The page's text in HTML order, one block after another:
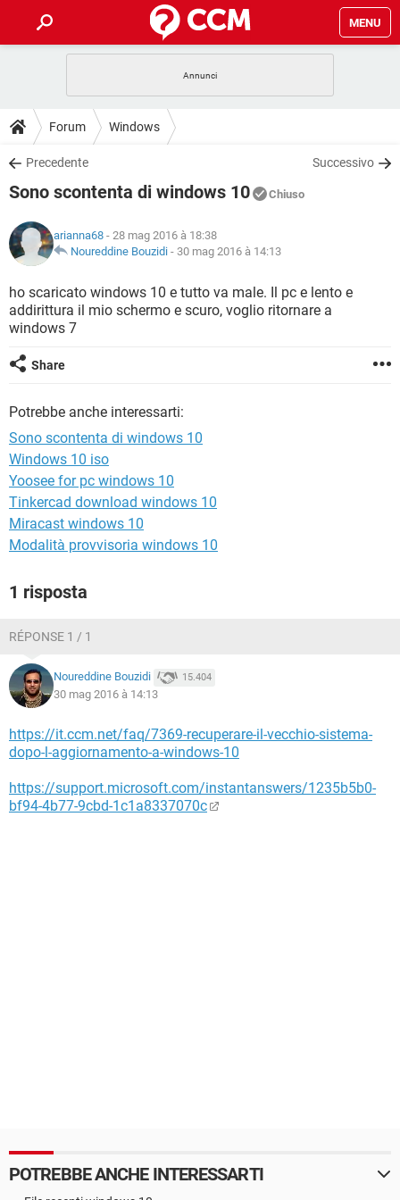
MENU
INTRATTENIMENTO
iOS
INSTAGRAM WHATSAPP
TIKTOK
HARDWARE
GUIDE
COVID-19
INSTAGRAM WHATSAPP
TIKTOK
HARDWARE
DOWNLOAD
COVID-19 GAMING
INTRATTENIMENTO
iOS WINDOWS 10
INSTAGRAM WHATSAPP
TIKTOK FACEBOOK
COVID-19 GAMING
INTRATTENIMENTO
iOS WINDOWS 10
INSTAGRAM
TIKTOK
GLOSSARIO
COVID-19 GAMING
INTRATTENIMENTO ANDROID
INSTAGRAM
TIKTOK
HARDWARE
Forum Windows
Precedente Successivo
Sono scontenta di windows 10 Chiuso
arianna68 - 28 mag 2016 à 18:38
Noureddine Bouzidi - 30 mag 2016 à 14:13
ho scaricato windows 10 e tutto va male. Il pc e lento e
addirittura il mio schermo e scuro, voglio ritornare a
windows 7
Share
Potrebbe anche interessarti:
Sono scontenta di windows 10
Windows 10 iso
Yoosee for pc windows 10
Tinkercad download windows 10
Miracast windows 10
Modalità provvisoria windows 10
1 risposta
RÉPONSE 1 / 1
Noureddine Bouzidi 15.404
30 mag 2016 à 14:13
https://it.ccm.net/faq/7369-recuperare-il-vecchio-sistema-
dopo-l-aggiornamento-a-windows-10
https://support.microsoft.com/instantanswers/1235b5b0-
bf94-4b77-9cbd-1c1a8337070c
POTREBBE ANCHE INTERESSARTI